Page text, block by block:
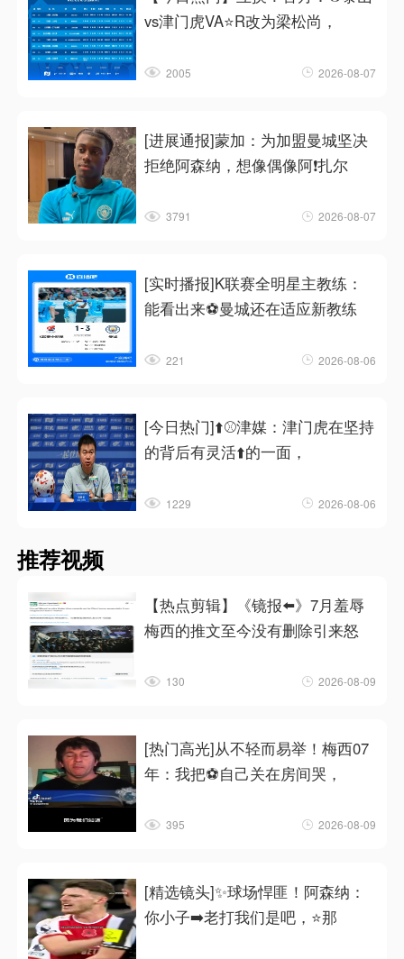
vs津门虎VA⭐R改为梁松尚，
2005 2026-08-07
[进展通报]蒙加：为加盟曼城坚决
拒绝阿森纳，想像偶像阿❗扎尔
3791 2026-08-07
[实时播报]K联赛全明星主教练：
能看出来⚽曼城还在适应新教练
221 2026-08-06
[今日热门]⬆️⚾津媒：津门虎在坚持
的背后有灵活⬆️的一面，
1229 2026-08-06
推荐视频
【热点剪辑】《镜报⬅️》7月羞辱
梅西的推文至今没有删除引来怒
130 2026-08-09
[热门高光]从不轻而易举！梅西07
年：我把⚽自己关在房间哭，
395 2026-08-09
[精选镜头]✨球场悍匪！阿森纳：
你小子➡️老打我们是吧，⭐那